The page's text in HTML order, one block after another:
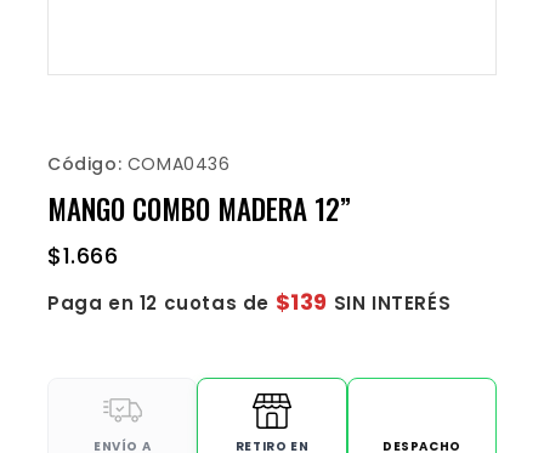
Código: COMA0436
MANGO COMBO MADERA 12”
$1.666
Paga en 12 cuotas de $139 SIN INTERÉS
ENVÍO A
RETIRO EN
DESPACHO